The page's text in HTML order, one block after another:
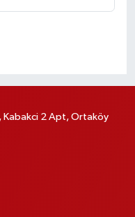
Kabakci 2 Apt, Ortaköy